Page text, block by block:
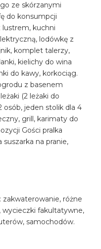
ze skórzanymi
do konsumpcji
lustrem, kuchni
lodówkę z
komplet talerzy,
kielichy do wina
do kawy, korkociąg.
z basenem
(2 leżaki do
osób, jeden stolik dla 4
grill, karimaty do
Gości pralka
na pranie,
zakwaterowanie, różne
wycieczki fakultatywne,
samochodów.